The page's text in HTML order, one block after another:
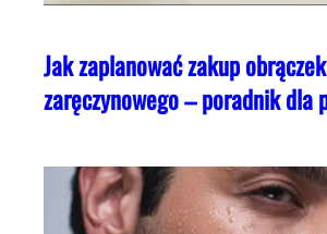
Jak zaplanować zakup
zaręczynowego – poradnik dla